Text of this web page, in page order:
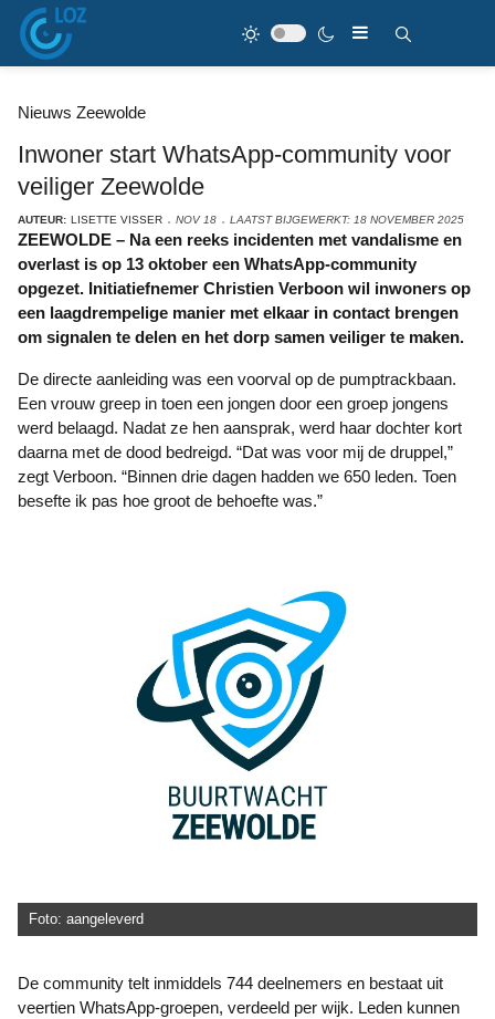
Nieuws Zeewolde
Inwoner start WhatsApp-community voor
veiliger Zeewolde
AUTEUR: LISETTE VISSER NOV 18 LAATST BIJGEWERKT: 18 NOVEMBER 2025
ZEEWOLDE – Na een reeks incidenten met vandalisme en
overlast is op 13 oktober een WhatsApp-community
opgezet. Initiatiefnemer Christien Verboon wil inwoners op
een laagdrempelige manier met elkaar in contact brengen
om signalen te delen en het dorp samen veiliger te maken.
De directe aanleiding was een voorval op de pumptrackbaan.
Een vrouw greep in toen een jongen door een groep jongens
werd belaagd. Nadat ze hen aansprak, werd haar dochter kort
daarna met de dood bedreigd. “Dat was voor mij de druppel,”
zegt Verboon. “Binnen drie dagen hadden we 650 leden. Toen
besefte ik pas hoe groot de behoefte was.”
Foto: aangeleverd
De community telt inmiddels 744 deelnemers en bestaat uit
veertien WhatsApp-groepen, verdeeld per wijk. Leden kunnen